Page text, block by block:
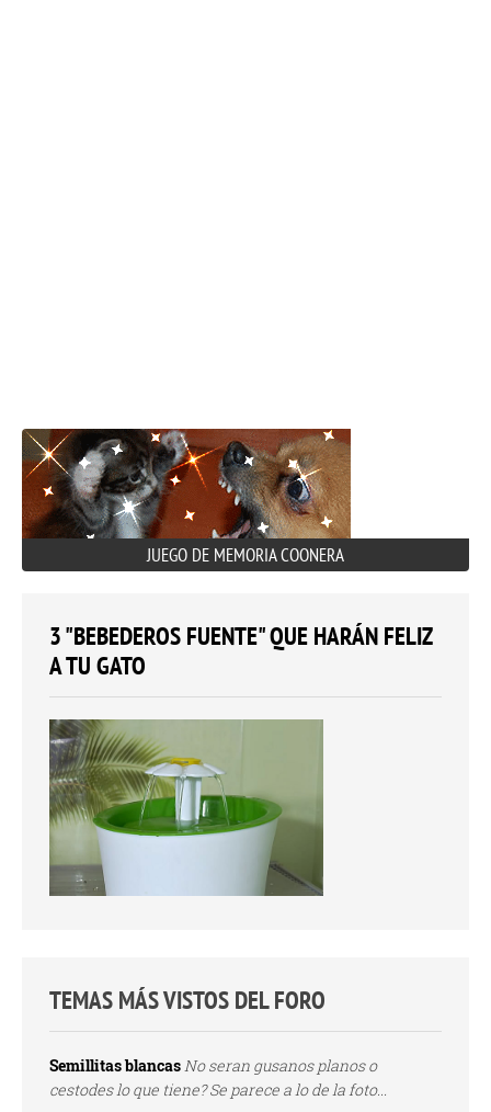
JUEGO DE MEMORIA COONERA
3 "BEBEDEROS FUENTE" QUE HARÁN FELIZ
A TU GATO
TEMAS MÁS VISTOS DEL FORO
Semillitas blancasNo seran gusanos planos o
cestodes lo que tiene? Se parece a lo de la foto...